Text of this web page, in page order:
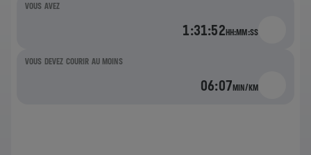
VOUS AVEZ
1:31:52HH:MM:SS
VOUS DEVEZ COURIR AU MOINS
06:07MIN/KM